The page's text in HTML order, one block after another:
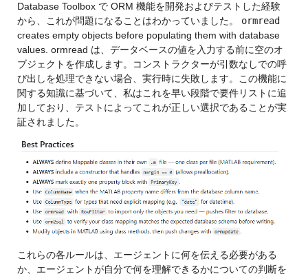
Database Toolbox で ORM 機能を開発およびテストした経験
から、これが問題になることはわかっていました。 ormread
creates empty objects before populating them with database
values. ormread は、データベースの値を入力する前に空のオ
ブジェクトを作成します。コンストラクターが引数なしでの呼
び出しを処理できない場合、実行時に失敗します。この機能に
関する知識に基づいて、私はこれを早い段階で要件リストに追
加しており、テストによってこれが正しい選択であることが実
証されました。
これらの各ルールは、エージェントに何を伝える必要がある
か、エージェントが自分で何を理解できるかについての判断を